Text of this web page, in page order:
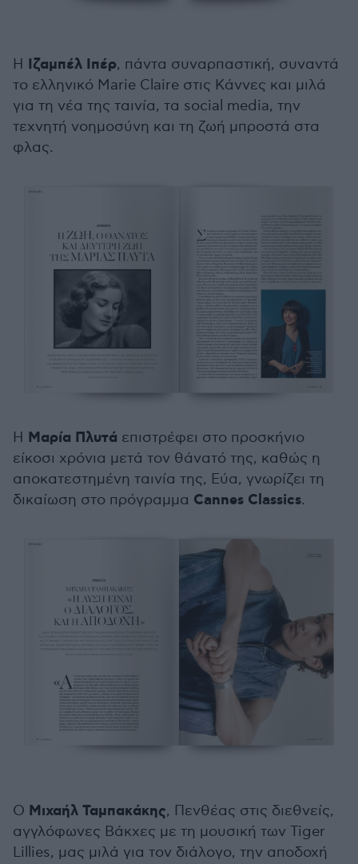
Η Ιζαμπέλ Ιπέρ, πάντα συναρπαστική, συναντά
το ελληνικό Marie Claire στις Κάννες και μιλά
για τη νέα της ταινία, τα social media, την
τεχνητή νοημοσύνη και τη ζωή μπροστά στα
φλας.
Η Μαρία Πλυτά επιστρέφει στο προσκήνιο
είκοσι χρόνια μετά τον θάνατό της, καθώς η
αποκατεστημένη ταινία της, Εύα, γνωρίζει τη
δικαίωση στο πρόγραμμα Cannes Classics.
Ο Μιχαήλ Ταμπακάκης, Πενθέας στις διεθνείς,
αγγλόφωνες Βάκχες με τη μουσική των Tiger
Lillies, μας μιλά για τον διάλογο, την αποδοχή